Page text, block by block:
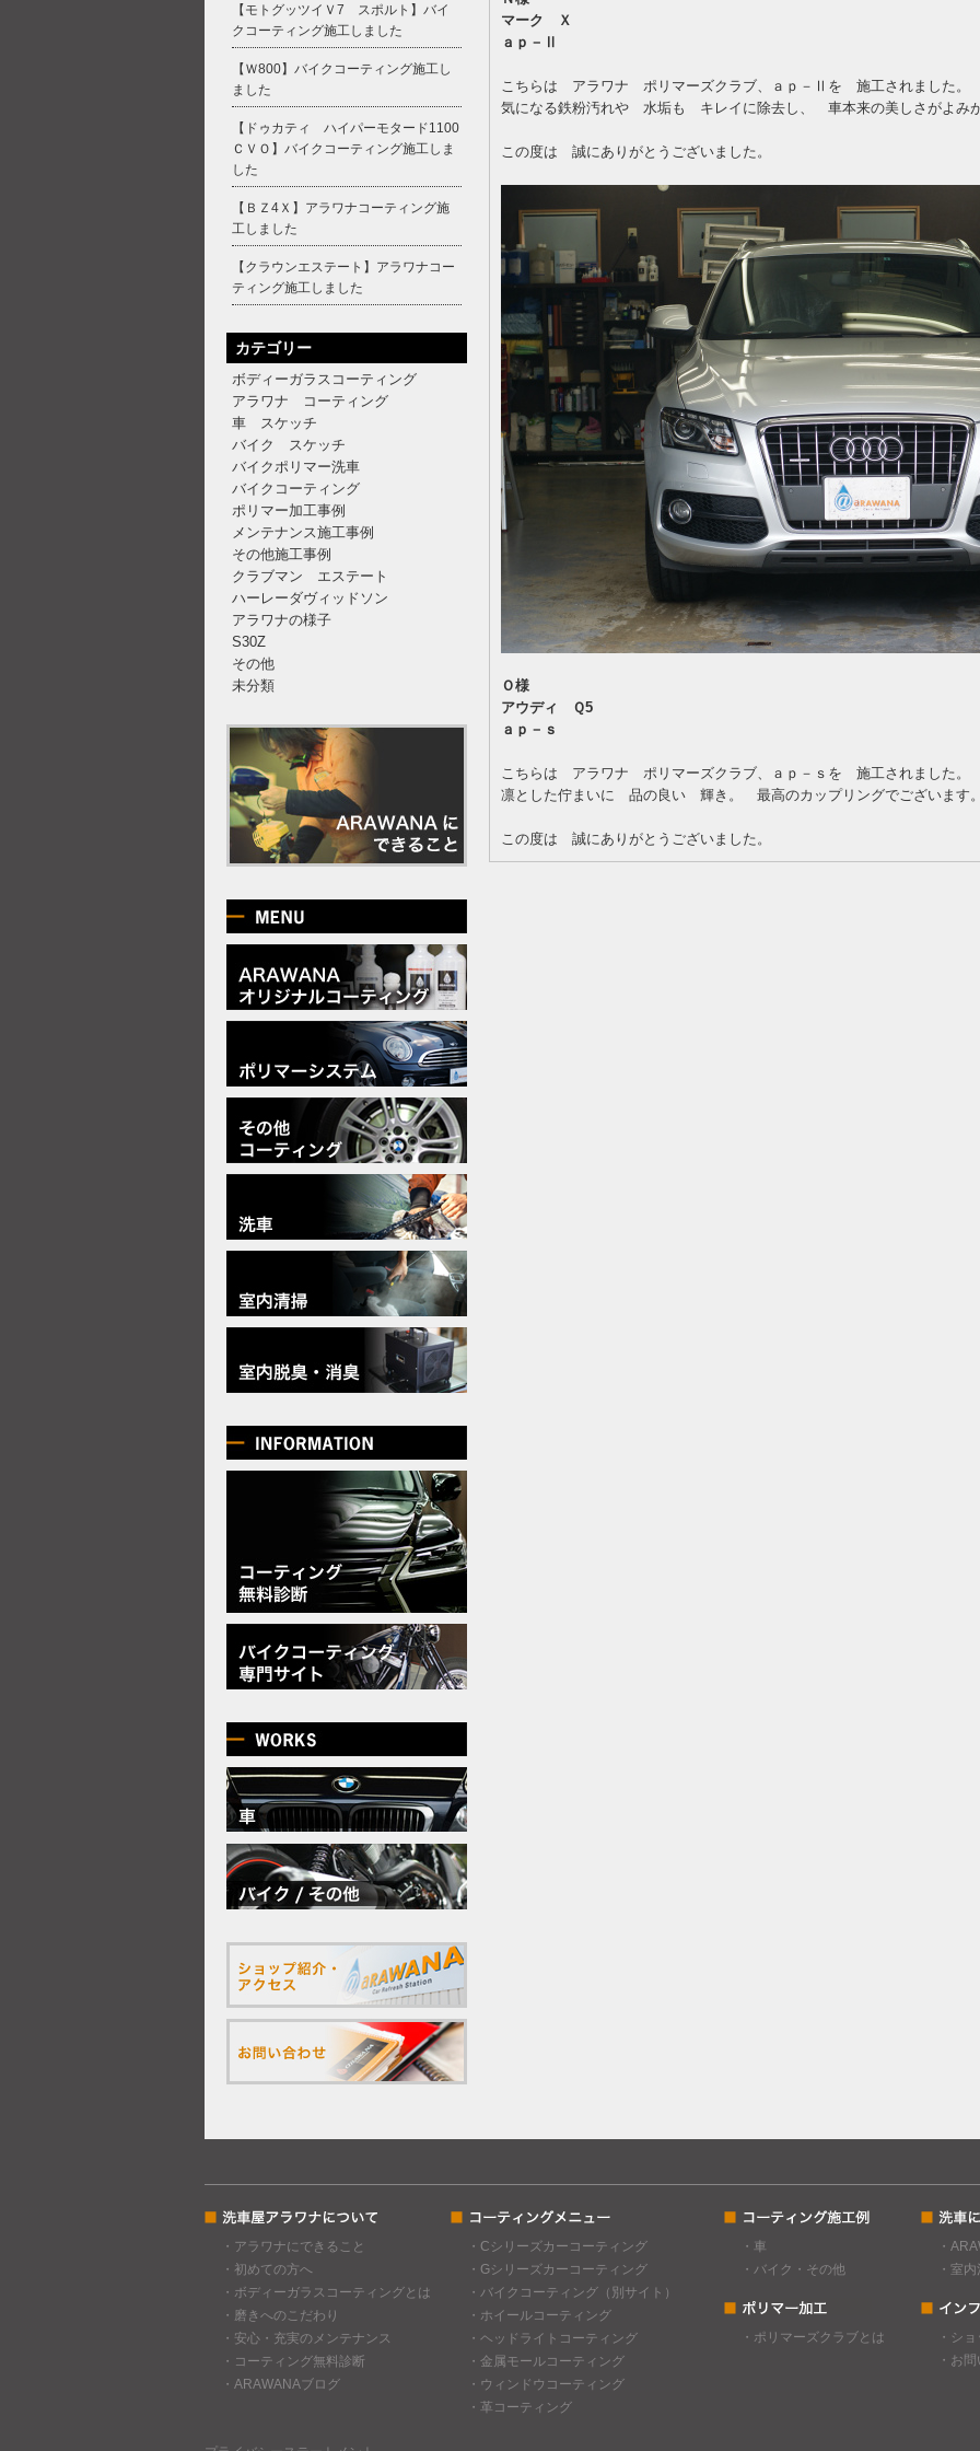
マーク Ｘ
ａｐ－Ⅱ
こちらは アラワナ ポリマーズクラブ、ａｐ－Ⅱを 施工されました。
気になる鉄粉汚れや 水垢も キレイに除去し、 車本来の美しさがよみ
この度は 誠にありがとうございました。
Ｏ様
アウディ Ｑ5
ａｐ－ｓ
こちらは アラワナ ポリマーズクラブ、ａｐ－ｓを 施工されました。
凛とした佇まいに 品の良い 輝き。 最高のカップリングでございます
この度は 誠にありがとうございました。
【モトグッツイＶ7 スポルト】バイ
クコーティング施工しました
【Ｗ800】バイクコーティング施工し
ました
【ドゥカティ ハイパーモタード1100
ＣＶＯ】バイクコーティング施工しま
した
【ＢＺ4Ｘ】アラワナコーティング施
工しました
【クラウンエステート】アラワナコー
ティング施工しました
カテゴリー
ボディーガラスコーティング
アラワナ コーティング
車 スケッチ
バイク スケッチ
バイクポリマー洗車
バイクコーティング
ポリマー加工事例
メンテナンス施工事例
その他施工事例
クラブマン エステート
ハーレーダヴィッドソン
アラワナの様子
S30Z
その他
未分類
・アラワナにできること
・初めての方へ
・ボディーガラスコーティングとは
・磨きへのこだわり
・安心・充実のメンテナンス
・コーティング無料診断
・ARAWANAブログ
・Cシリーズカーコーティング
・Gシリーズカーコーティング
・バイクコーティング（別サイト）
・ホイールコーティング
・ヘッドライトコーティング
・金属モールコーティング
・ウィンドウコーティング
・革コーティング
・車
・バイク・その他
・ポリマーズクラブとは
・
・室
・シ
・お